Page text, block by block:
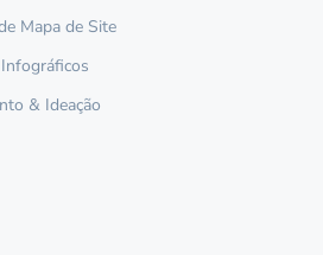
Mapa de Site
& Ideação